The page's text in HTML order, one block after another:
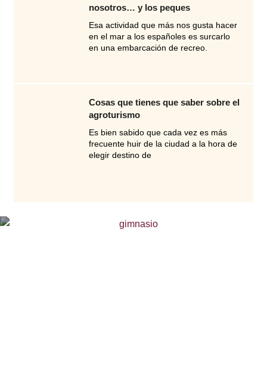
nosotros… y los peques
Esa actividad que más nos gusta hacer
en el mar a los españoles es surcarlo
en una embarcación de recreo.
Cosas que tienes que saber sobre el
agroturismo
Es bien sabido que cada vez es más
frecuente huir de la ciudad a la hora de
elegir destino de